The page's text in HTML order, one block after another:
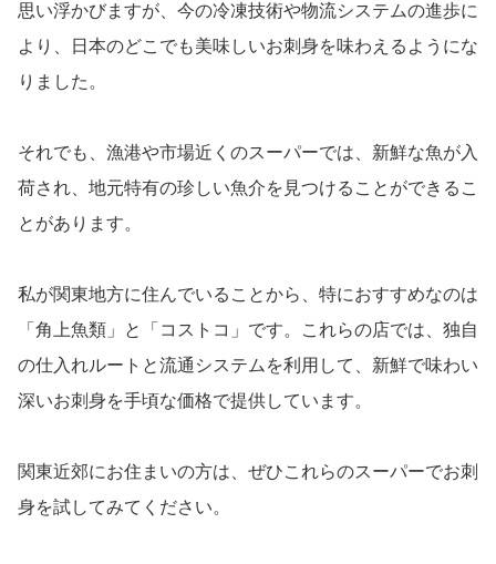
思い浮かびますが、今の冷凍技術や物流システムの進歩に
より、日本のどこでも美味しいお刺身を味わえるようにな
りました。
それでも、漁港や市場近くのスーパーでは、新鮮な魚が入
荷され、地元特有の珍しい魚介を見つけることができるこ
とがあります。
私が関東地方に住んでいることから、特におすすめなのは
「角上魚類」と「コストコ」です。これらの店では、独自
の仕入れルートと流通システムを利用して、新鮮で味わい
深いお刺身を手頃な価格で提供しています。
関東近郊にお住まいの方は、ぜひこれらのスーパーでお刺
身を試してみてください。